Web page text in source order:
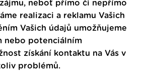
neboť přímo či nepřímo
realizaci a reklamu Vašich
Vašich údajů umožňujeme
nebo potenciálním
získání kontaktu na Vás v
problémů.